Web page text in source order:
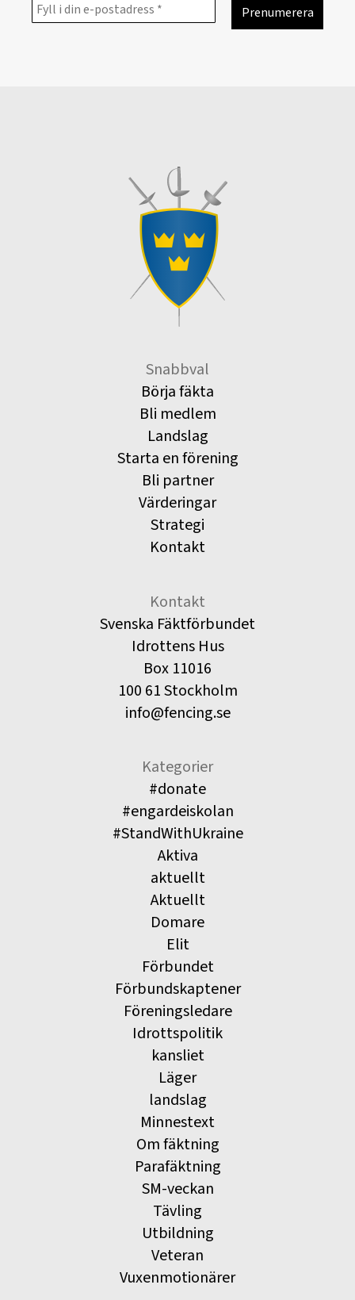
Snabbval
Börja fäkta
Bli medlem
Landslag
Starta en förening
Bli partner
Värderingar
Strategi
Kontakt
Kontakt
Svenska Fäktförbundet
Idrottens Hus
Box 11016
100 61 Stockholm
info@fencing.se
Kategorier
#donate
#engardeiskolan
#StandWithUkraine
Aktiva
aktuellt
Aktuellt
Domare
Elit
Förbundet
Förbundskaptener
Föreningsledare
Idrottspolitik
kansliet
Läger
landslag
Minnestext
Om fäktning
Parafäktning
SM-veckan
Tävling
Utbildning
Veteran
Vuxenmotionärer